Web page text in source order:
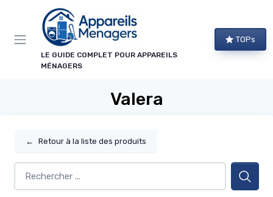
LE GUIDE COMPLET POUR APPAREILS
MÉNAGERS
TOPs
Valera
← Retour à la liste des produits
Panneau de gestion des cookies